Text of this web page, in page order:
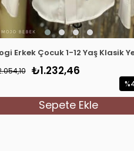
Bordo
Erkek Çocuk 1-12 Yaş Klasik
₺1.232,46
Sepete Ekle